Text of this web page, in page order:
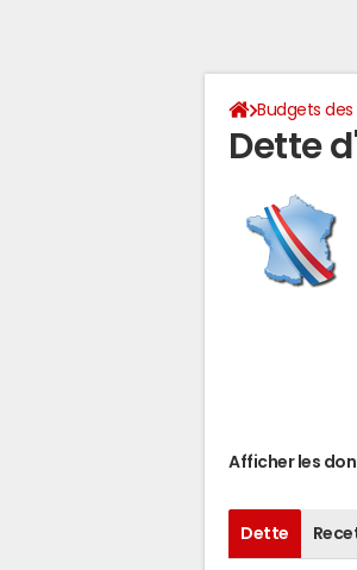
Budgets des
Dette
Afficher les
Dette